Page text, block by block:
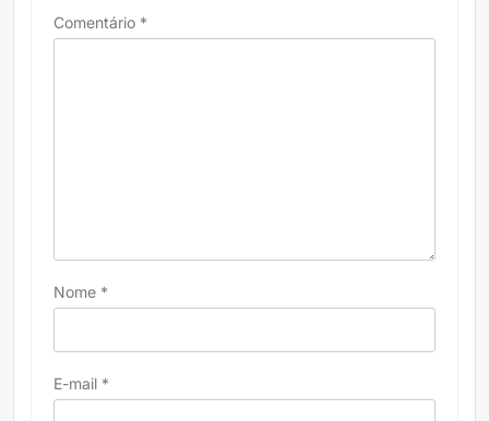
Comentário *
Nome *
E-mail *